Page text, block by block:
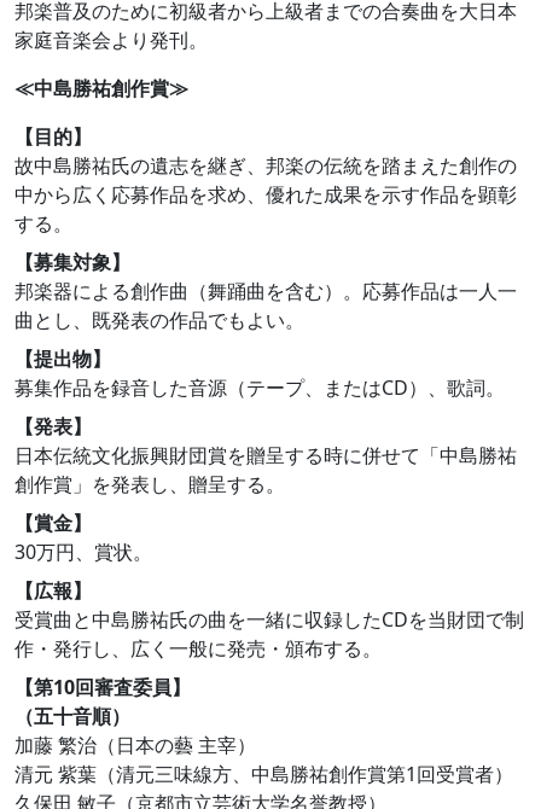
邦楽普及のために初級者から上級者までの合奏曲を大日本
家庭音楽会より発刊。
≪中島勝祐創作賞≫
【目的】
故中島勝祐氏の遺志を継ぎ、邦楽の伝統を踏まえた創作の
中から広く応募作品を求め、優れた成果を示す作品を顕彰
する。
【募集対象】
邦楽器による創作曲（舞踊曲を含む）。応募作品は一人一
曲とし、既発表の作品でもよい。
【提出物】
募集作品を録音した音源（テープ、またはCD）、歌詞。
【発表】
日本伝統文化振興財団賞を贈呈する時に併せて「中島勝祐
創作賞」を発表し、贈呈する。
【賞金】
30万円、賞状。
【広報】
受賞曲と中島勝祐氏の曲を一緒に収録したCDを当財団で制
作・発行し、広く一般に発売・頒布する。
【第10回審査委員】
（五十音順）
加藤 繁治（日本の藝 主宰）
清元 紫葉（清元三味線方、中島勝祐創作賞第1回受賞者）
久保田 敏子（京都市立芸術大学名誉教授）